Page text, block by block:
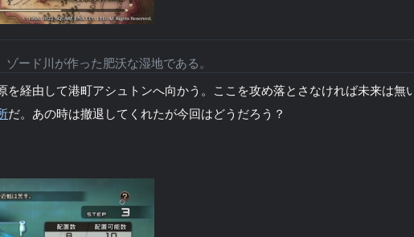
ード川が作った肥沃な湿地である。
経由して港町アシュトンへ向かう。ここを攻め落とさなければ未来は無
だ。あの時は撤退してくれたが今回はどうだろう？